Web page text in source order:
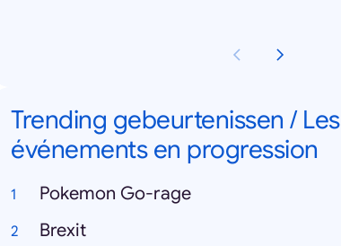
Trending gebeurtenissen / Les
événements en progression
Pokemon Go-rage
Brexit